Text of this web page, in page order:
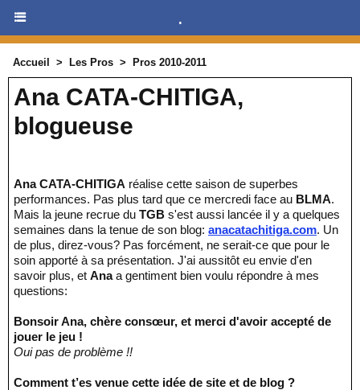
.
Accueil > Les Pros > Pros 2010-2011
Ana CATA-CHITIGA,
blogueuse
Ana CATA-CHITIGA réalise cette saison de superbes
performances. Pas plus tard que ce mercredi face au BLMA.
Mais la jeune recrue du TGB s'est aussi lancée il y a quelques
semaines dans la tenue de son blog: anacatachitiga.com. Un
de plus, direz-vous? Pas forcément, ne serait-ce que pour le
soin apporté à sa présentation. J'ai aussitôt eu envie d'en
savoir plus, et Anaa gentiment bien voulu répondre à mes
questions:
Bonsoir Ana, chère consœur, et merci d'avoir accepté de
jouer le jeu !
Oui pas de problème !!
Comment t’es venue cette idée de site et de blog ?